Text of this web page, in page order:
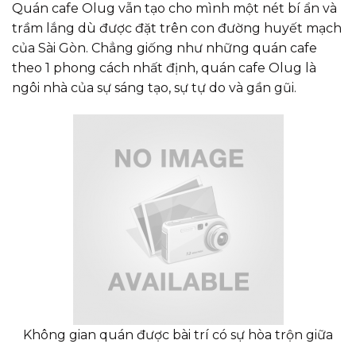
Quán cafe Olug vẫn tạo cho mình một nét bí ẩn và
trầm lắng dù được đặt trên con đường huyết mạch
của Sài Gòn. Chẳng giống như những quán cafe
theo 1 phong cách nhất định, quán cafe Olug là
ngôi nhà của sự sáng tạo, sự tự do và gần gũi.
Không gian quán được bài trí có sự hòa trộn giữa